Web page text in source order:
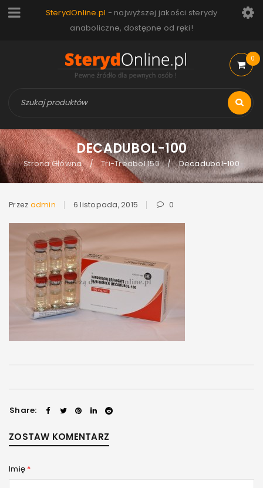
SterydOnline.pl - najwyższej jakości sterydy
anaboliczne, dostępne od ręki!
0
DECADUBOL-100
Strona Główna / Tri-Treabol 150 / Decadubol-100
Przez admin 6 listopada, 2015 0
Share:
ZOSTAW KOMENTARZ
Imię *